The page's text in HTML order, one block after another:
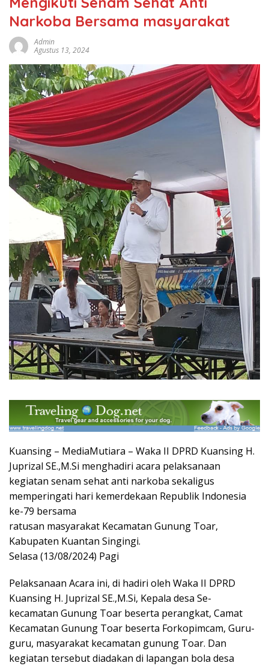
Narkoba Bersama masyarakat
Admin
Agustus 13, 2024
Kuansing – MediaMutiara – Waka II DPRD Kuansing H.
Juprizal SE.,M.Si menghadiri acara pelaksanaan
kegiatan senam sehat anti narkoba sekaligus
memperingati hari kemerdekaan Republik Indonesia
ke-79 bersama
ratusan masyarakat Kecamatan Gunung Toar,
Kabupaten Kuantan Singingi.
Selasa (13/08/2024) Pagi
Pelaksanaan Acara ini, di hadiri oleh Waka II DPRD
Kuansing H. Juprizal SE.,M.Si, Kepala desa Se-
kecamatan Gunung Toar beserta perangkat, Camat
Kecamatan Gunung Toar beserta Forkopimcam, Guru-
guru, masyarakat kecamatan gunung Toar. Dan
kegiatan tersebut diadakan di lapangan bola desa